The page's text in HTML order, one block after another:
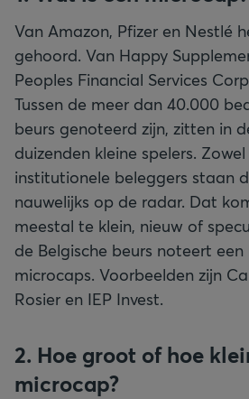
Van Amazon, Pfizer en Nestlé
gehoord. Van Happy
Peoples Financial Services
Tussen de meer dan 40.000
beurs genoteerd zijn, zitten in
duizenden kleine spelers.
institutionele beleggers staan
nauwelijks op de radar. Dat
meestal te klein, nieuw of
de Belgische beurs noteert een
microcaps. Voorbeelden zijn
Rosier en IEP Invest.
2. Hoe groot of hoe
microcap?